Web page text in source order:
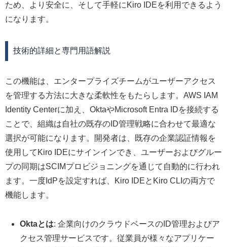
ため、より安全に、そして手軽にKiro IDEを利用できるよう
になります。
技術的詳細と専門用語解説
この機能は、エンタープライズチームがユーザーアクセス
を管理する方法に大きな柔軟性をもたらします。AWS IAM
Identity Centerに加え、OktaやMicrosoft Entra IDを接続する
ことで、組織は自社の既存のID管理戦略に合わせて最適な
選択が可能になります。開発者は、既存の企業認証情報を
使用してKiro IDEにサインインでき、ユーザーおよびグルー
プの同期はSCIMプロビジョニングを通じて自動的に行われ
ます。一度IdPを設定すれば、Kiro IDEとKiro CLIの両方で
機能します。
Oktaとは: 企業向けのクラウドベースのID管理およびア
クセス管理サービスです。従業員が様々なアプリケー